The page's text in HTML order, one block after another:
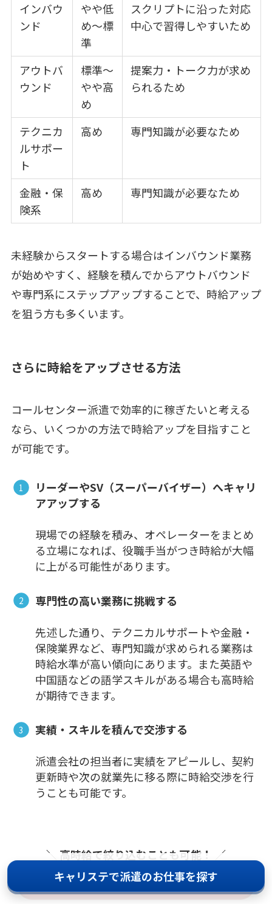
インバウ
ンド
やや低
め～標
準
スクリプトに沿った対応
中心で習得しやすいため
アウトバ
ウンド
標準～
やや高
め
提案力・トーク力が求め
られるため
テクニカ
ルサポー
ト
高め 専門知識が必要なため
金融・保
険系
高め 専門知識が必要なため
未経験からスタートする場合はインバウンド業務
が始めやすく、経験を積んでからアウトバウンド
や専門系にステップアップすることで、時給アップ
を狙う方も多くいます。
さらに時給をアップさせる方法
コールセンター派遣で効率的に稼ぎたいと考える
なら、いくつかの方法で時給アップを目指すこと
が可能です。
リーダーやSV（スーパーバイザー）へキャリ
アアップする
現場での経験を積み、オペレーターをまとめ
る立場になれば、役職手当がつき時給が大幅
に上がる可能性があります。
専門性の高い業務に挑戦する
先述した通り、テクニカルサポートや金融・
保険業界など、専門知識が求められる業務は
時給水準が高い傾向にあります。また英語や
中国語などの語学スキルがある場合も高時給
が期待できます。
実績・スキルを積んで交渉する
派遣会社の担当者に実績をアピールし、契約
更新時や次の就業先に移る際に時給交渉を行
うことも可能です。
＼ 高時給で絞り込むことも可能！ ／
コールセンター派遣の求人を見てみる
キャリステで派遣のお仕事を探す